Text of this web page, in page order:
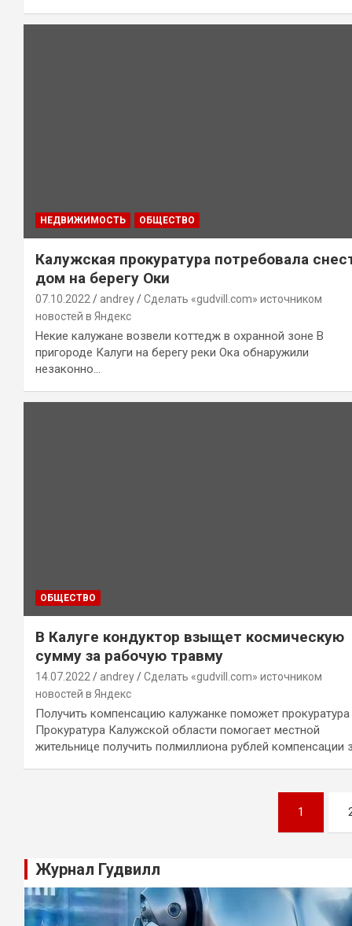
НЕДВИЖИМОСТЬ ОБЩЕСТВО
Калужская прокуратура потребовала
дом на берегу Оки
07.10.2022 andrey
Сделать «gudvill.com» источником
новостей в Яндекс
Некие калужане возвели коттедж в охранной зоне В
пригороде Калуги на берегу реки Ока обнаружили
незаконно…
ОБЩЕСТВО
В Калуге кондуктор взыщет космическую
сумму за рабочую травму
14.07.2022 andrey
Сделать «gudvill.com» источником
новостей в Яндекс
Получить компенсацию калужанке поможет прокуратура
Прокуратура Калужской области помогает местной
жительнице получить полмиллиона рублей компенсации
записям
1
Журнал Гудвилл